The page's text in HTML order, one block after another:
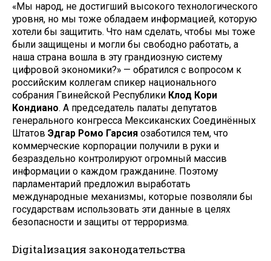
«Мы народ, не достигший высокого технологического
уровня, но мы тоже обладаем информацией, которую
хотели бы защитить. Что нам сделать, чтобы мы тоже
были защищены и могли бы свободно работать, а
наша страна вошла в эту грандиозную систему
цифровой экономики?» — обратился с вопросом к
российским коллегам спикер национального
собрания Гвинейской Республики Клод Кори
Кондиано. А председатель палаты депутатов
генерального конгресса Мексиканских Соединённых
Штатов Эдгар Ромо Гарсия озаботился тем, что
коммерческие корпорации получили в руки и
безраздельно контролируют огромный массив
информации о каждом гражданине. Поэтому
парламентарий предложил выработать
международные механизмы, которые позволяли бы
государствам использовать эти данные в целях
безопасности и защиты от терроризма.
Digitalизация законодательства